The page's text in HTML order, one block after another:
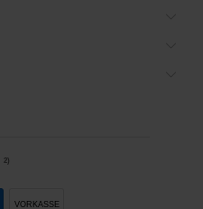
2)
VORKASSE